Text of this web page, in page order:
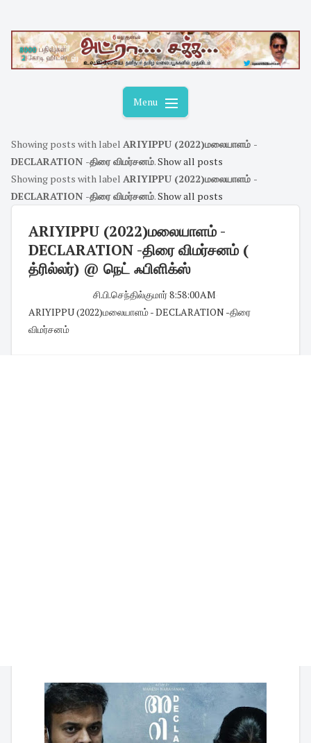
content
Menu
Showing posts with label ARIYIPPU (2022)மலையாளம் -
DECLARATION -திரை விமர்சனம்.Show all posts
Showing posts with label ARIYIPPU (2022)மலையாளம் -
DECLARATION -திரை விமர்சனம்.Show all posts
ARIYIPPU (2022)மலையாளம் -
DECLARATION -திரை விமர்சனம் (
த்ரில்லர்) @ நெட் ஃபிளிக்ஸ்
சி.பி.செந்தில்குமார்8:58:00 AM
ARIYIPPU (2022)மலையாளம் - DECLARATION -திரை
விமர்சனம்